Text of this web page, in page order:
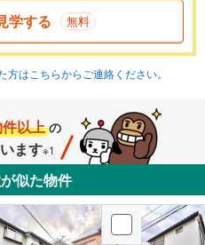
学する 無料
はこちらからご連絡ください。
以上 の
ます※1
似た物件